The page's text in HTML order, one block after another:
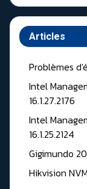
Articles
Problèmes
Intel
16.1.27.2176
Intel
16.1.25.2124
Gigimundo
Hikvision